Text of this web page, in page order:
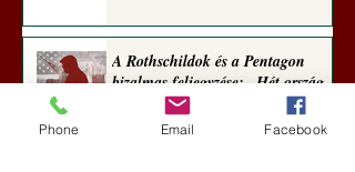
A Rothschildok és a Pentagon
bizalmas feljegyzése: „Hét ország
kiiktatása… Irán végleges
legyőzése”
Phone Email Facebook